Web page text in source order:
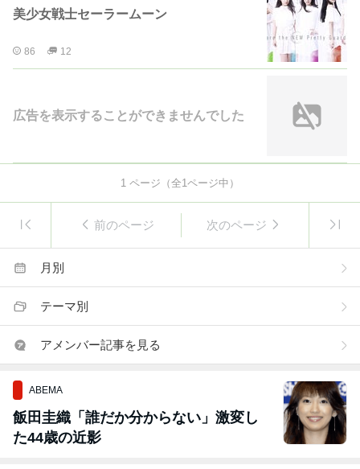
美少女戦士セーラームーン
86 12
広告を表示することができませんでした
1 ページ（全1 ページ中）
前のページ 次のページ
月別
テーマ別
アメンバー記事を見る
ABEMA
飯田圭織「誰だか分からない」激変し
た44歳の近影